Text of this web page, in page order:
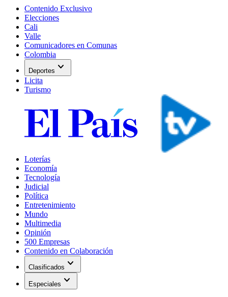
Contenido Exclusivo
Elecciones
Cali
Valle
Comunicadores en Comunas
Colombia
Deportes expand_more
Licita
Turismo
Loterías
Economía
Tecnología
Judicial
Política
Entretenimiento
Mundo
Multimedia
Opinión
500 Empresas
Contenido en Colaboración
Clasificados expand_more
Especiales expand_more